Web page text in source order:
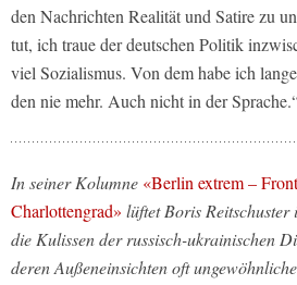
den Nachrichten Realität und Satire zu
tut, ich traue der deutschen Politik
viel Sozialismus. Von dem habe ich
den nie mehr. Auch nicht in der
In seiner Kolumne «Berlin extrem –
Charlottengrad» lüftet Boris
die Kulissen der russisch-ukrainischen
deren Außeneinsichten oft